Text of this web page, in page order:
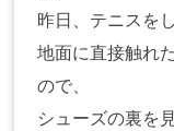
昨日、テニスを
地面に直接触れ
ので、
シューズの裏を